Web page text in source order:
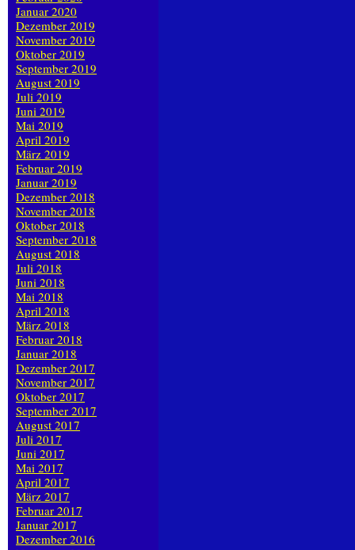
Januar 2020
Dezember 2019
November 2019
Oktober 2019
September 2019
August 2019
Juli 2019
Juni 2019
Mai 2019
April 2019
März 2019
Februar 2019
Januar 2019
Dezember 2018
November 2018
Oktober 2018
September 2018
August 2018
Juli 2018
Juni 2018
Mai 2018
April 2018
März 2018
Februar 2018
Januar 2018
Dezember 2017
November 2017
Oktober 2017
September 2017
August 2017
Juli 2017
Juni 2017
Mai 2017
April 2017
März 2017
Februar 2017
Januar 2017
Dezember 2016